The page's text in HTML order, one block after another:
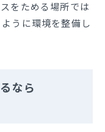
をためる場所では
うに環境を整備し
なら